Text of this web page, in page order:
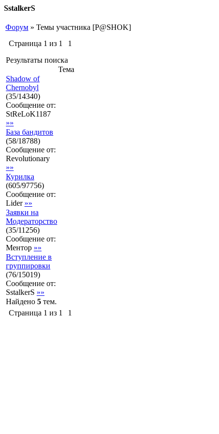
SstalkerS
Форум » Темы участника [P@SHOK]
Страница 1 из 1
1
Результаты поиска
Тема
Shadow of
Chernobyl
(35/14340)
Сообщение от:
StReLoK1187
»»
База бандитов
(58/18788)
Сообщение от:
Revolutionary
»»
Курилка
(605/97756)
Сообщение от:
Lider »»
Заявки на
Модераторство
(35/11256)
Сообщение от:
Ментор »»
Вступление в
группировки
(76/15019)
Сообщение от:
SstalkerS »»
Найдено 5 тем.
Страница 1 из 1 1